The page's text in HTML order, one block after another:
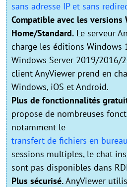
sans adresse IP et sans
Compatible avec les versions
Home/Standard. Le serveur
charge les éditions Windows
Windows Server 2019/2016/
client AnyViewer prend en
Windows, iOS et Android.
Plus de fonctionnalités
propose de nombreuses
notamment le
transfert de fichiers en
sessions multiples, le chat
sont pas disponibles dans
Plus sécurisé.AnyViewer